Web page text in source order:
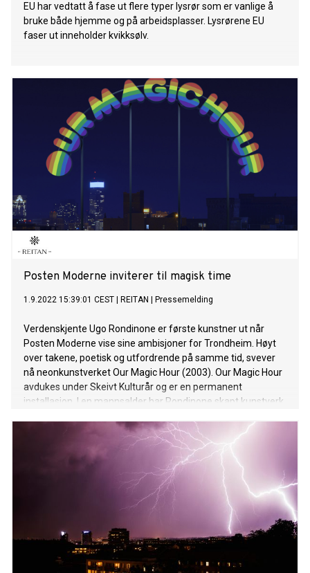
EU har vedtatt å fase ut flere typer lysrør som er vanlige å
bruke både hjemme og på arbeidsplasser. Lysrørene EU
faser ut inneholder kvikksølv.
Posten Moderne inviterer til magisk time
1.9.2022 15:39:01 CEST REITAN Pressemelding
Verdenskjente Ugo Rondinone er første kunstner ut når
Posten Moderne vise sine ambisjoner for Trondheim. Høyt
over takene, poetisk og utfordrende på samme tid, svever
nå neonkunstverket Our Magic Hour (2003). Our Magic Hour
avdukes under Skeivt Kulturår og er en permanent
installasjon. I en mannsalder har Rondinone skapt kunstverk